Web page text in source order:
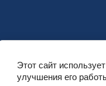
Этот сайт
улучшения его